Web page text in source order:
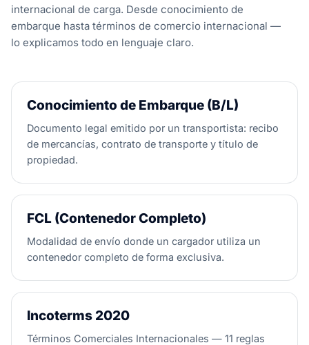
internacional de carga. Desde conocimiento de
embarque hasta términos de comercio internacional —
lo explicamos todo en lenguaje claro.
Conocimiento de Embarque (B/L)
Documento legal emitido por un transportista: recibo
de mercancías, contrato de transporte y título de
propiedad.
FCL (Contenedor Completo)
Modalidad de envío donde un cargador utiliza un
contenedor completo de forma exclusiva.
Incoterms 2020
Términos Comerciales Internacionales — 11 reglas